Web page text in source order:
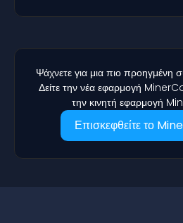
Ψάχνετε για μια πιο προηγμένη
Δείτε την νέα εφαρμογή
την κινητή εφαρμογή
Επισκεφθείτε το